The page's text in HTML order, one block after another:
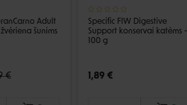
Adult
šunims
€
Specific FIW Digestive
Support konservai katėms -
100 g
1,89 €